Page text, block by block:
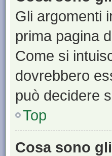
Gli argomenti
prima pagina
Come si
dovrebbero
può decidere
Top
Cosa sono